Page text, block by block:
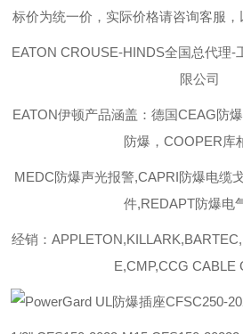
标价为统一价，实际价格请咨询客服，
EATON CROUSE-HINDS全国总代理-
限公司
EATON伊顿产品涵盖：德国CEAG防
防爆，COOPER库
MEDC防爆声光报警,CAPRI防爆电缆
件,REDAPT防爆电
经销：
E,CMP,CCG CABLE